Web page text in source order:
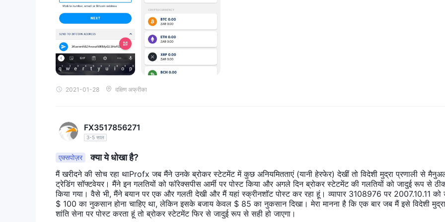
2021-01-28 दक्षिण अफ्रीका
FX3517856271
3-5 साल
एक्सपोज़र क्या ये धोखा है?
मैं खरीदने की सोच रहा थाProfx जब मैंने उनके ब्रोकर स्टेटमेंट में कुछ अनियमितताएं (यानी हेरफेर) देखीं तो विदेशी मुद्रा प्रणाली से
ट्रेडिंग सॉफ्टवेयर। मैंने इन गलतियों को फॉरेक्सपीस आर्मी पर पोस्ट किया और अगले दिन ब्रोकर स्टेटमेंट की गलतियों को जादुई रूप से
किया गया। वैसे भी, मैंने बयान पर एक और गलती देखी और मैं यहां स्क्रीनशॉट पोस्ट कर रहा हूं। व्यापार 3108976 पर 2007.10.11 को
$ 100 का नुकसान होना चाहिए था, लेकिन इसके बजाय केवल $ 85 का नुकसान दिखा। मेरा मानना है कि एक बार जब मैं इसे विदेशी मुद्रा
शांति सेना पर पोस्ट करता हूं तो ब्रोकर स्टेटमेंट फिर से जादुई रूप से सही हो जाएगा।